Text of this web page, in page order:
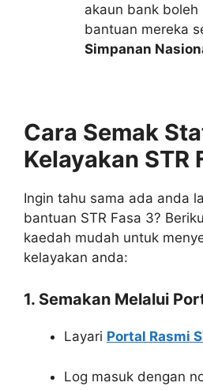
akaun bank boleh
bantuan mereka
Simpanan
Cara Semak
Kelayakan STR
Ingin tahu sama ada anda
bantuan STR Fasa 3?
kaedah mudah untuk
kelayakan anda:
1. Semakan Melalui
Layari Portal Rasmi
Log masuk dengan